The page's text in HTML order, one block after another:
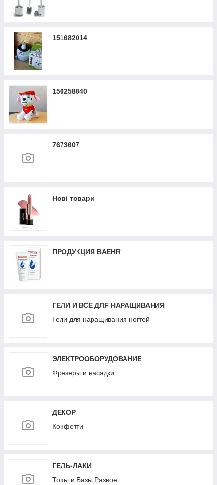
151682014
150258840
7673607
Нові товари
ПРОДУКЦИЯ BAEHR
ГЕЛИ И ВСЕ ДЛЯ НАРАЩИВАНИЯ
Гели для наращивания ногтей
ЭЛЕКТРООБОРУДОВАНИЕ
Фрезеры и насадки
ДЕКОР
Конфетти
ГЕЛЬ-ЛАКИ
Топы и Базы Разное